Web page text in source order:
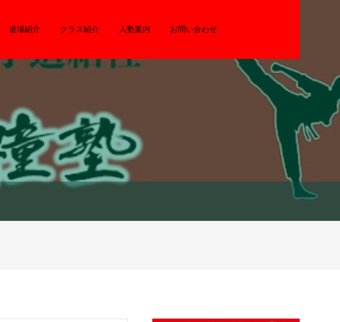
道場紹介 クラス紹介 入塾案内 お問い合わせ